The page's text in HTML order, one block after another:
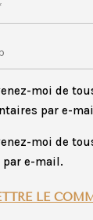
moi de
par e-
moi de
e-mail.
LE